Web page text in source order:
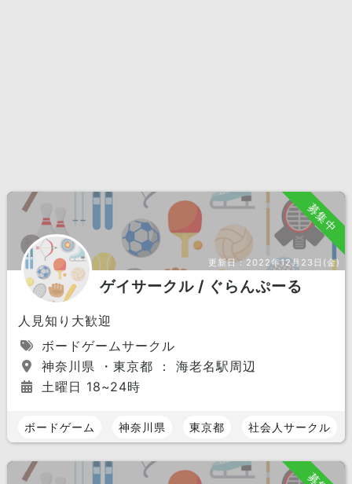
募集中
更新日： 2022年12月23日(金)
ゲイサークル / ぐらんぷーる
人見知り大歓迎
ボードゲームサークル
神奈川県 ・東京都 ： 海老名駅周辺
土曜日 18~24時
ボードゲーム 神奈川県 東京都 社会人サークル